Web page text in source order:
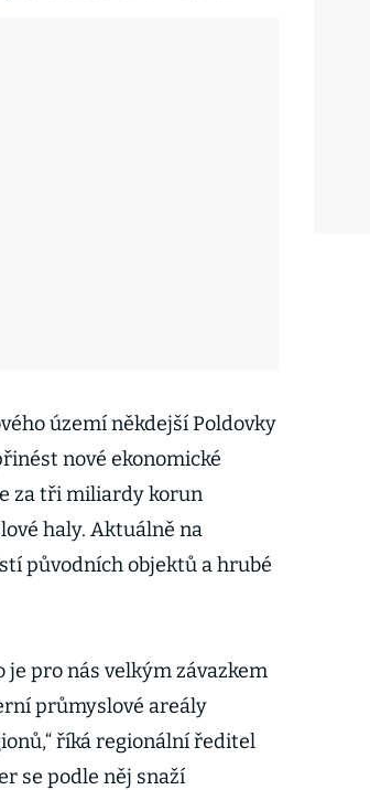
území někdejší Poldovky
nové ekonomické
za tři miliardy korun
haly. Aktuálně na
původních objektů a hrubé
je pro nás velkým závazkem
průmyslové areály
říká regionální ředitel
se podle něj snaží